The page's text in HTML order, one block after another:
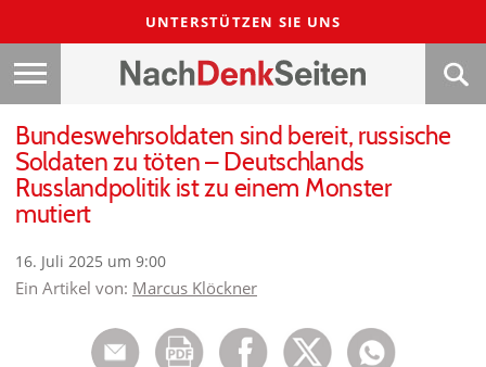
UNTERSTÜTZEN SIE UNS
Bundeswehrsoldaten sind bereit, russische
Soldaten zu töten – Deutschlands
Russlandpolitik ist zu einem Monster
mutiert
16. Juli 2025 um 9:00
Ein Artikel von: Marcus Klöckner